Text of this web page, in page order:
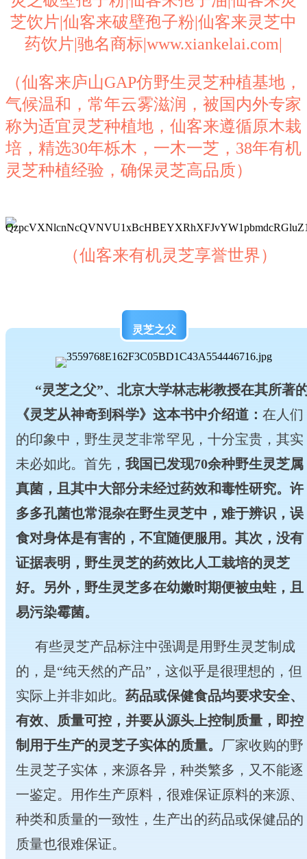
（仙客来庐山GAP仿野生灵芝种植基地，
气候温和，常年云雾滋润，被国内外专家
称为适宜灵芝种植地，仙客来遵循原木栽
培，精选30年栎木，一木一芝，38年有机
灵芝种植经验，确保灵芝高品质）
（仙客来有机灵芝享誉世界）
灵芝之父
“灵芝之父”、北京大学林志彬教授在其所著
《灵芝从神奇到科学》这本书中介绍道： 在人们
的印象中，野生灵芝非常罕见，十分宝贵，其实
未必如此。首先， 我国已发现70余种野生灵芝属
真菌，且其中大部分未经过药效和毒性研究。许
多多孔菌也常混杂在野生灵芝中，难于辨识，误
食对身体是有害的，不宜随便服用。其次，没有
证据表明，野生灵芝的药效比人工栽培的灵芝
好。另外，野生灵芝多在幼嫩时期便被虫蛀，且
易污染霉菌。
有些灵芝产品标注中强调是用野生灵芝制成
的，是“纯天然的产品”，这似乎是很理想的，但
实际上并非如此。 药品或保健食品均要求安全、
有效、质量可控，并要从源头上控制质量，即控
制用于生产的灵芝子实体的质量。 厂家收购的野
生灵芝子实体，来源各异，种类繁多，又不能逐
一鉴定。用作生产原料，很难保证原料的来源、
种类和质量的一致性，生产出的药品或保健品的
质量也很难保证。